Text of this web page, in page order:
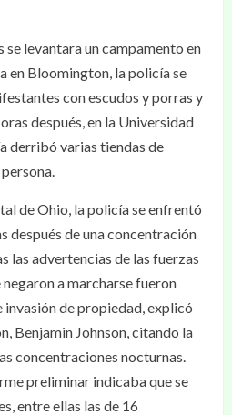
se levantara un campamento en
en Bloomington, la policía se
con escudos y porras y
después, en la Universidad
derribó varias tiendas de
de Ohio, la policía se enfrentó
después de una concentración
las advertencias de las fuerzas
a marcharse fueron
invasión de propiedad, explicó
Benjamin Johnson, citando la
concentraciones nocturnas.
preliminar indicaba que se
entre ellas las de 16